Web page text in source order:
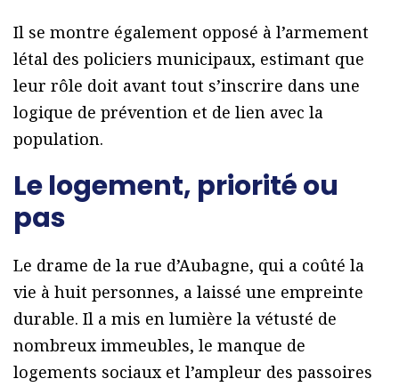
Il se montre également opposé à l’armement
létal des policiers municipaux, estimant que
leur rôle doit avant tout s’inscrire dans une
logique de prévention et de lien avec la
population.
Le logement, priorité ou
pas
Le drame de la rue d’Aubagne, qui a coûté la
vie à huit personnes, a laissé une empreinte
durable. Il a mis en lumière la vétusté de
nombreux immeubles, le manque de
logements sociaux et l’ampleur des passoires